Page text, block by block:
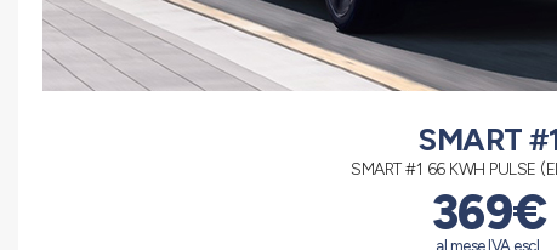
SMART
SMART #1 66 KWH PULSE
369€
al mese IVA escl.